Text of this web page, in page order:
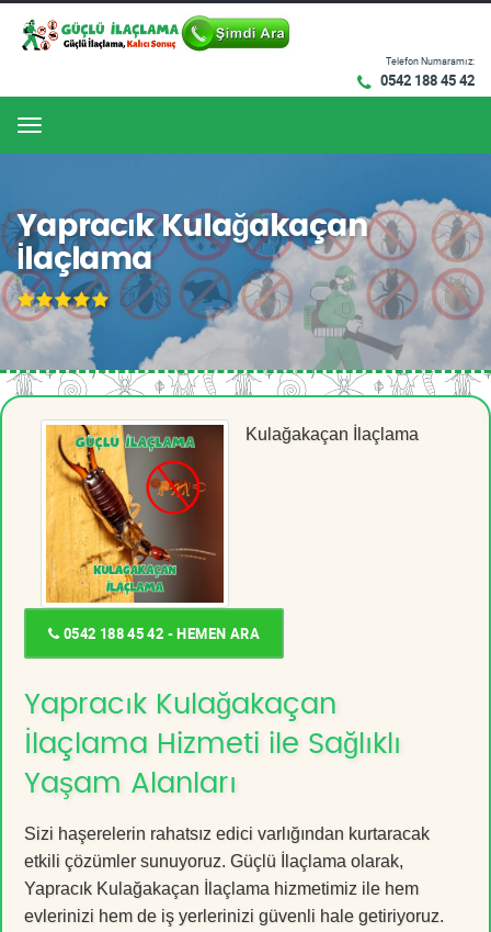
Telefon Numaramız:
0542 188 45 42
Menu
Yapracık Kulağakaçan
İlaçlama
Kulağakaçan İlaçlama
0542 188 45 42 - HEMEN ARA
Yapracık Kulağakaçan
İlaçlama Hizmeti ile Sağlıklı
Yaşam Alanları
Sizi haşerelerin rahatsız edici varlığından kurtaracak
etkili çözümler sunuyoruz. Güçlü İlaçlama olarak,
Yapracık Kulağakaçan İlaçlama hizmetimiz ile hem
evlerinizi hem de iş yerlerinizi güvenli hale getiriyoruz.